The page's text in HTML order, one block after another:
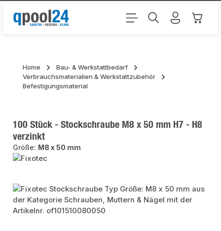
Zum Hauptinhalt springen
Home
Bau- & Werkstattbedarf
Verbrauchsmaterialien & Werkstattzubehör
Befestigungsmaterial
100 Stück - Stockschraube M8 x 50 mm H7 - H8
verzinkt
Größe: M8 x 50 mm
Bildergalerie überspringen